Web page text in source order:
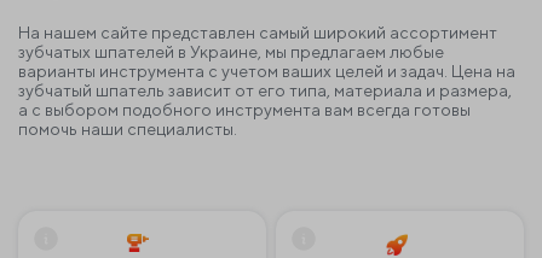
На нашем сайте представлен самый широкий ассортимент
зубчатых шпателей в Украине, мы предлагаем любые
варианты инструмента с учетом ваших целей и задач. Цена на
зубчатый шпатель зависит от его типа, материала и размера,
а с выбором подобного инструмента вам всегда готовы
помочь наши специалисты.